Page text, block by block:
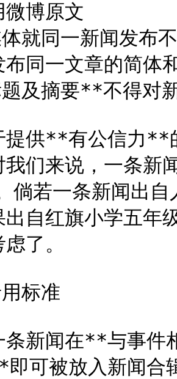
博原文
就同一新闻发布
同一文章的简体
及摘要**不得对
提供**有公信力**
我们来说，一条新
若一条新闻出自
出自红旗小学五
了。
标准
条新闻在**与事
可被放入新闻合